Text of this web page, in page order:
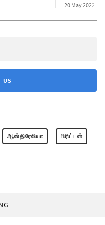
20 May 2022
US
ஆஸ்திரேலியா பிரிட்டன்